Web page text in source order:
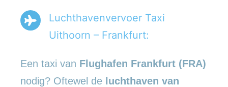
Luchthavenvervoer Taxi
Uithoorn – Frankfurt:
Een taxi van Flughafen Frankfurt (FRA)
nodig? Oftewel de luchthaven van